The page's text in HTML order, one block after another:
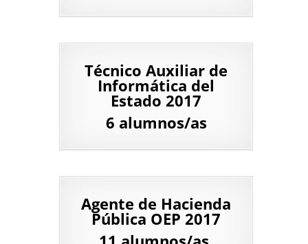
Técnico Auxiliar de
Informática del
Estado 2017
6 alumnos/as
Agente de Hacienda
Pública OEP 2017